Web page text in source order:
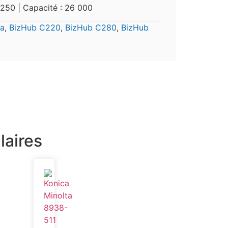
| Capacité : 26 000
, BizHub C220, BizHub C280, BizHub